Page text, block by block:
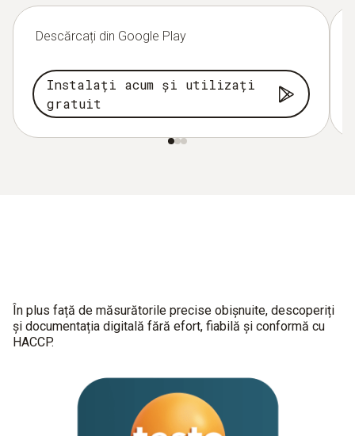
Descărcați din Google Play
Instalați acum și utilizați
gratuit
În plus față de măsurătorile precise obișnuite, descoperiți
și documentația digitală fără efort, fiabilă și conformă cu
HACCP.